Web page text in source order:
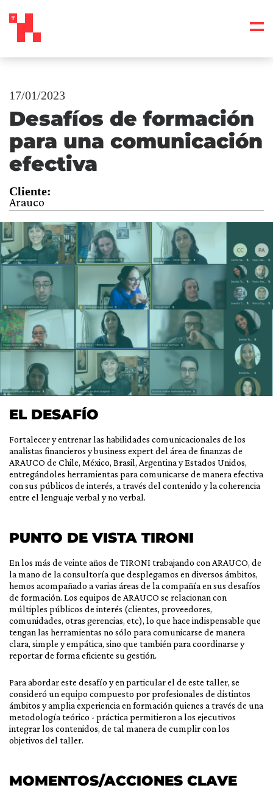
17/01/2023
Desafíos de formación
para una comunicación
efectiva
Cliente:
Arauco
EL DESAFÍO
Fortalecer y entrenar las habilidades comunicacionales de los
analistas financieros y business expert del área de finanzas de
ARAUCO de Chile, México, Brasil, Argentina y Estados Unidos,
entregándoles herramientas para comunicarse de manera efectiva
con sus públicos de interés, a través del contenido y la coherencia
entre el lenguaje verbal y no verbal.
PUNTO DE VISTA TIRONI
En los más de veinte años de TIRONI trabajando con ARAUCO, de
la mano de la consultoría que desplegamos en diversos ámbitos,
hemos acompañado a varias áreas de la compañía en sus desafíos
de formación. Los equipos de ARAUCO se relacionan con
múltiples públicos de interés (clientes, proveedores,
comunidades, otras gerencias, etc), lo que hace indispensable que
tengan las herramientas no sólo para comunicarse de manera
clara, simple y empática, sino que también para coordinarse y
reportar de forma eficiente su gestión.
Para abordar este desafío y en particular el de este taller, se
consideró un equipo compuesto por profesionales de distintos
ámbitos y amplia experiencia en formación quienes a través de una
metodología teórico - práctica permitieron a los ejecutivos
integrar los contenidos, de tal manera de cumplir con los
objetivos del taller.
MOMENTOS/ACCIONES CLAVE